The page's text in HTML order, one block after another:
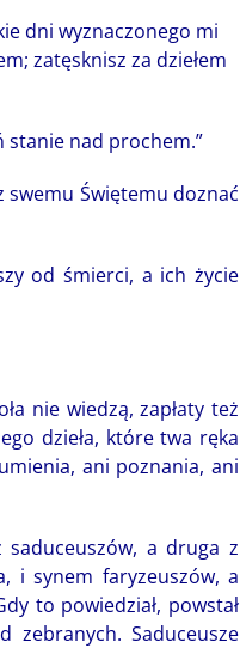
dni wyznaczonego mi
zatęsknisz za dziełem
stanie nad prochem.”
Świętemu doznać
od śmierci, a ich życie
nie wiedzą, zapłaty też
dzieła, które twa ręka
ani poznania, ani
saduceuszów, a druga z
i synem faryzeuszów, a
to powiedział, powstał
zebranych. Saduceusze